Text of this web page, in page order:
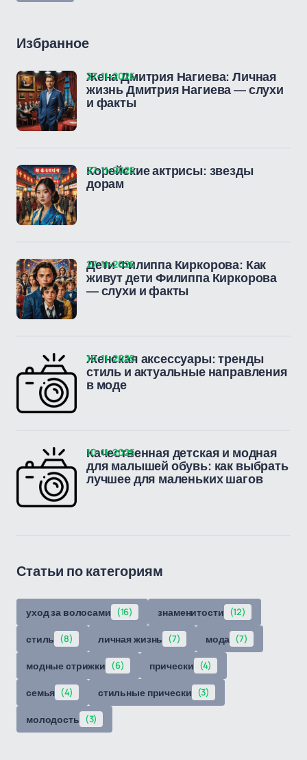
Избранное
Жена Дмитрия Нагиева: Личная
жизнь Дмитрия Нагиева — слухи
и факты
27-11-2025
Корейские актрисы: звезды
дорам
27-11-2025
Дети Филиппа Киркорова: Как
живут дети Филиппа Киркорова
— слухи и факты
27-11-2025
Женская аксессуары: тренды
стиль и актуальные направления
в моде
10-11-2025
Качественная детская и модная
для малышей обувь: как выбрать
лучшее для маленьких шагов
10-11-2025
Статьи по категориям
уход за волосами (16) знаменитости (12)
стиль (8) личная жизнь (7) мода (7)
модные стрижки (6) прически (4)
семья (4) стильные прически (3)
молодость (3)